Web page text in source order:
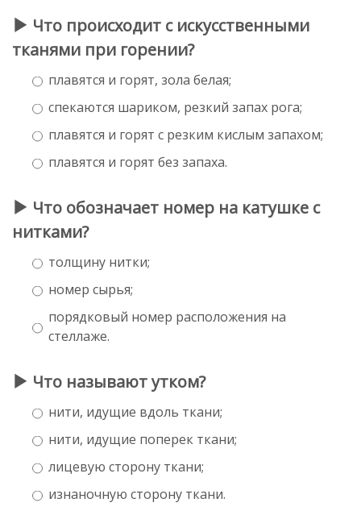
Что происходит с искусственными
тканями при горении?
плавятся и горят, зола белая;
спекаются шариком, резкий запах рога;
плавятся и горят с резким кислым запахом;
плавятся и горят без запаха.
Что обозначает номер на катушке с
нитками?
толщину нитки;
номер сырья;
порядковый номер расположения на
стеллаже.
Что называют утком?
нити, идущие вдоль ткани;
нити, идущие поперек ткани;
лицевую сторону ткани;
изнаночную сторону ткани.